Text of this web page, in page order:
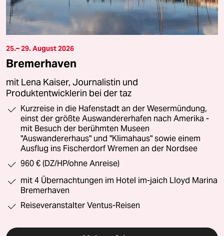
25.– 29. August 2026
Bremerhaven
mit Lena Kaiser, Journalistin und
Produktentwicklerin bei der taz
Kurzreise in die Hafenstadt an der Wesermündung,
einst der größte Auswandererhafen nach Amerika -
mit Besuch der berühmten Museen
"Auswandererhaus" und "Klimahaus" sowie einem
Ausflug ins Fischerdorf Wremen an der Nordsee
960 € (DZ/HP/ohne Anreise)
mit 4 Übernachtungen im Hotel im-jaich Lloyd Marina
Bremerhaven
Reiseveranstalter Ventus-Reisen